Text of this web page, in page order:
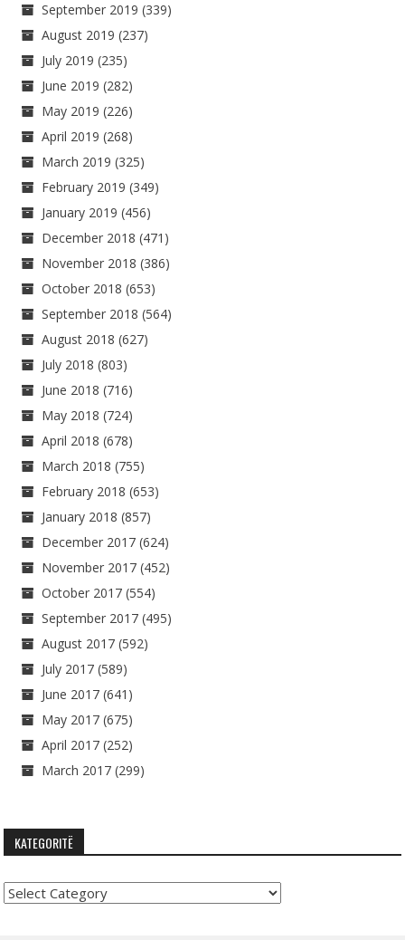
September 2019 (339)
August 2019 (237)
July 2019 (235)
June 2019 (282)
May 2019 (226)
April 2019 (268)
March 2019 (325)
February 2019 (349)
January 2019 (456)
December 2018 (471)
November 2018 (386)
October 2018 (653)
September 2018 (564)
August 2018 (627)
July 2018 (803)
June 2018 (716)
May 2018 (724)
April 2018 (678)
March 2018 (755)
February 2018 (653)
January 2018 (857)
December 2017 (624)
November 2017 (452)
October 2017 (554)
September 2017 (495)
August 2017 (592)
July 2017 (589)
June 2017 (641)
May 2017 (675)
April 2017 (252)
March 2017 (299)
KATEGORITË
Kategoritë